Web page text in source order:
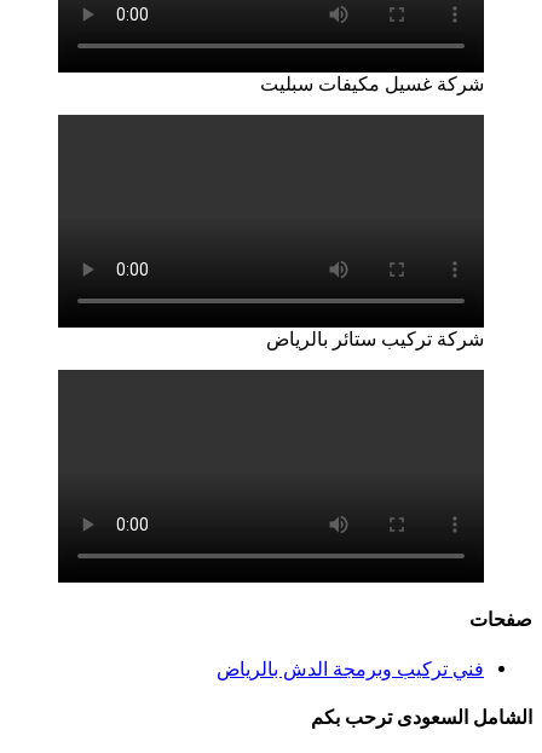
شركة غسيل مكيفات سبليت
شركة تركيب ستائر بالرياض
صفحات
فني تركيب وبرمجة الدش بالرياض
الشامل السعودى ترحب بكم